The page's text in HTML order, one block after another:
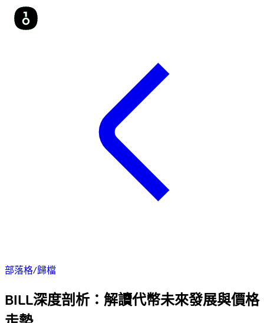
部落格/歸檔
BILL深度剖析：解讀代幣未來發展與價格